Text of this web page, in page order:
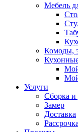
Мебель
Комоды,
Услуги
Сборка и
Замер
Доставка
Рассрочка